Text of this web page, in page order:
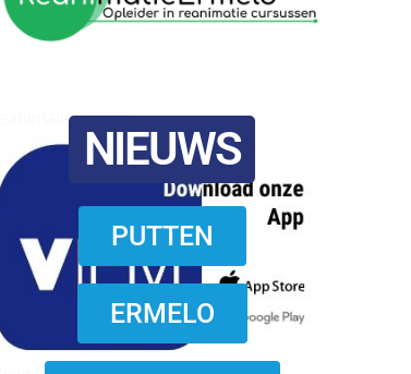
reanimatie ermelo
NIEUWS
PUTTEN
ERMELO